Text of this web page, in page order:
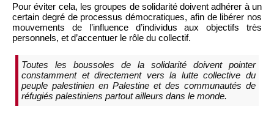
Pour éviter cela, les groupes de solidarité doivent adhérer à un
certain degré de processus démocratiques, afin de libérer nos
mouvements de l’influence d’individus aux objectifs très
personnels, et d’accentuer le rôle du collectif.
Toutes les boussoles de la solidarité doivent pointer
constamment et directement vers la lutte collective du
peuple palestinien en Palestine et des communautés de
réfugiés palestiniens partout ailleurs dans le monde.